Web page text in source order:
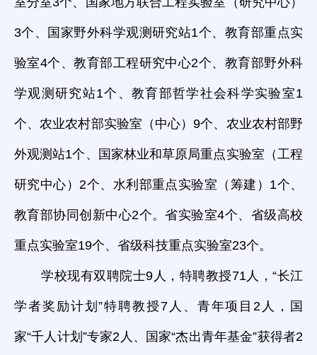
3个、国家野外科学观测研究站1个、教育部重点实
验室4个、教育部工程研究中心2个、教育部野外科
学观测研究站1个、教育部哲学社会科学实验室1
个、农业农村部实验室（中心）9个、农业农村部野
外观测站1个、国家林业和草原局重点实验室（工程
研究中心）2个、水利部重点实验室（筹建）1个、
教育部协同创新中心2个。省实验室4个、省级高校
重点实验室19个、省级科技重点实验室23个。
学校现有双聘院士9人，特聘教授71人，“长江
学者奖励计划”特聘教授7人、青年项目2人，国
家“千人计划”专家2人、国家“杰出青年基金”获得者2